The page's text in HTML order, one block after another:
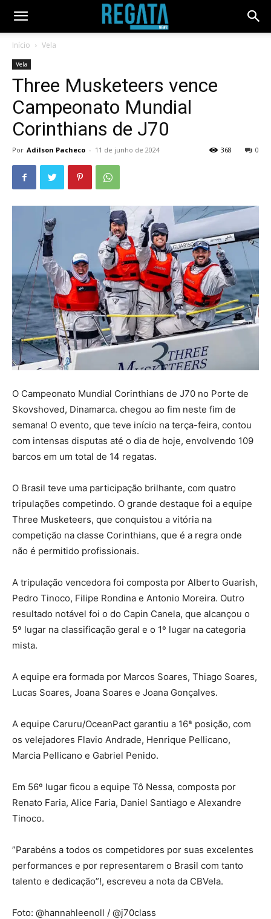
Início Vela
Vela
Three Musketeers vence
Campeonato Mundial
Corinthians de J70
Por Adilson Pacheco - 11 de junho de 2024 0
368
O Campeonato Mundial Corinthians de J70 no Porte de
Skovshoved, Dinamarca. chegou ao fim neste fim de
semana! O evento, que teve início na terça-feira, contou
com intensas disputas até o dia de hoje, envolvendo 109
barcos em um total de 14 regatas.
O Brasil teve uma participação brilhante, com quatro
tripulações competindo. O grande destaque foi a equipe
Three Musketeers, que conquistou a vitória na
competição na classe Corinthians, que é a regra onde
não é permitido profissionais.
A tripulação vencedora foi composta por Alberto Guarish,
Pedro Tinoco, Filipe Rondina e Antonio Moreira. Outro
resultado notável foi o do Capin Canela, que alcançou o
5º lugar na classificação geral e o 1º lugar na categoria
mista.
A equipe era formada por Marcos Soares, Thiago Soares,
Lucas Soares, Joana Soares e Joana Gonçalves.
A equipe Caruru/OceanPact garantiu a 16ª posição, com
os velejadores Flavio Andrade, Henrique Pellicano,
Marcia Pellicano e Gabriel Penido.
Em 56º lugar ficou a equipe Tô Nessa, composta por
Renato Faria, Alice Faria, Daniel Santiago e Alexandre
Tinoco.
”Parabéns a todos os competidores por suas excelentes
performances e por representarem o Brasil com tanto
talento e dedicação”!, escreveu a nota da CBVela.
Foto: @hannahleenoll / @j70class